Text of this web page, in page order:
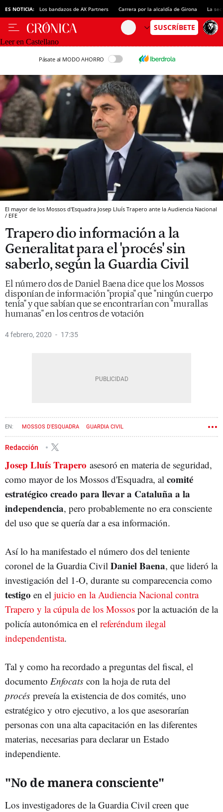
ES NOTICIA: Los bandazos de AX Partners Carrera por la alcaldía de Girona La
Leer en Castellano
Pásate al MODO AHORRO
El mayor de los Mossos d'Esquadra Josep Lluís Trapero ante la Audiencia Nacional
/ EFE
Trapero dio información a la
Generalitat para el 'procés' sin
saberlo, según la Guardia Civil
El número dos de Daniel Baena dice que los Mossos
disponían de información "propia" que "ningún cuerpo
tenía" y que sabían que se encontrarían con "murallas
humanas" en los centros de votación
4 febrero, 2020 17:35
MOSSOS D'ESQUADRA GUARDIA CIVIL
GENERALITAT DE CATALUÑA
Redacción
Josep Lluís Trapero asesoró en materia de seguridad,
como mayor de los Mossos d'Esquadra, al comité
estratégico creado para llevar a Cataluña a la
independencia, pero probablemente no era consciente
del uso que se quería dar a esa información.
Así lo ha manifestado el número dos del teniente
coronel de la Guardia Civil Daniel Baena, que lideró la
investigación del 1-O, durante su comparecencia como
testigo en el juicio en la Audiencia Nacional contra
Trapero y la cúpula de los Mossos por la actuación de la
policía autonómica en el referéndum ilegal
independentista.
Tal y como ha recordado a preguntas del fiscal, el
documento Enfocats con la hoja de ruta del
procés preveía la existencia de dos comités, uno
estratégico y otro ejecutivo, a los que asesorarían
personas con una alta capacitación en las diferentes
materias, necesarias para declarar un Estado
independiente.
"No de manera consciente"
Los investigadores de la Guardia Civil creen que